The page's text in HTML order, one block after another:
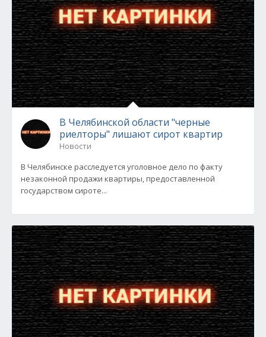
В Челябинской области "черные
риелторы" лишают сирот квартир
Новости
В Челябинске расследуется уголовное дело по факту
незаконной продажи квартиры, предоставленной
государством сироте...